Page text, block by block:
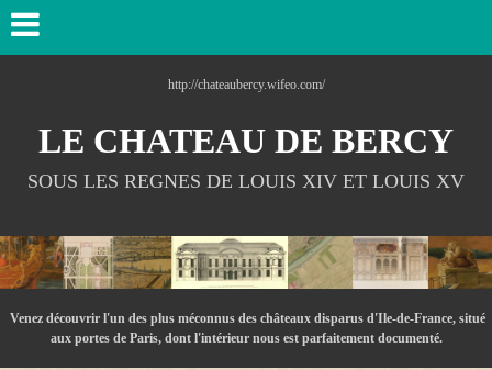
http://chateaubercy.wifeo.com/
LE CHATEAU DE BERCY
SOUS LES REGNES DE LOUIS XIV ET LOUIS XV
Venez découvrir l'un des plus méconnus des châteaux disparus d'Ile-de-France, situé
aux portes de Paris, dont l'intérieur nous est parfaitement documenté.